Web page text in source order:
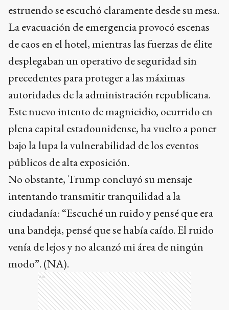
estruendo se escuchó claramente desde su mesa.
La evacuación de emergencia provocó escenas
de caos en el hotel, mientras las fuerzas de élite
desplegaban un operativo de seguridad sin
precedentes para proteger a las máximas
autoridades de la administración republicana.
Este nuevo intento de magnicidio, ocurrido en
plena capital estadounidense, ha vuelto a poner
bajo la lupa la vulnerabilidad de los eventos
públicos de alta exposición.
No obstante, Trump concluyó su mensaje
intentando transmitir tranquilidad a la
ciudadanía: “Escuché un ruido y pensé que era
una bandeja, pensé que se había caído. El ruido
venía de lejos y no alcanzó mi área de ningún
modo”. (NA).
Ads